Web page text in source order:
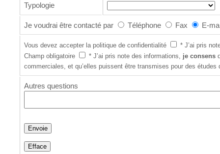
Typologie
Je voudrai être contacté par Téléphone Fax E-
Vous devez accepter la politique de confidentialité * J’ai pris
Champ obligatoire
* J’ai pris note des informations, je consens
commerciales, et qu’elles puissent être transmises pour des
Autres questions